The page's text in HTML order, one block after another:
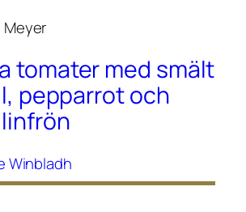
tomater med smält
pepparrot och
Winbladh